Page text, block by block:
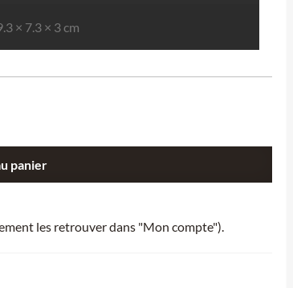
× 7.3 × 3 cm
panier
les retrouver dans "Mon compte").